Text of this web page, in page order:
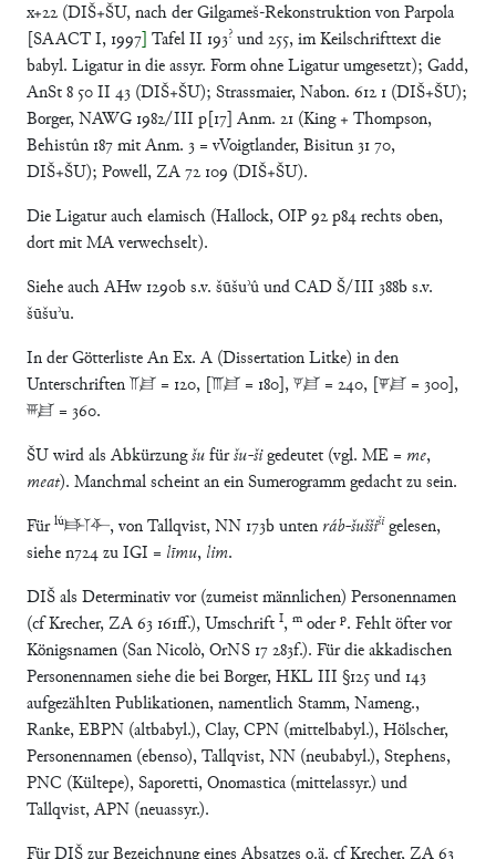
x+22 (DIŠ+ŠU, nach der Gilgameš-Rekonstruktion von Parpola
[SAACT I, 1997 Tafel II 193? und 255, im Keilschrifttext die
babyl. Ligatur in die assyr. Form ohne Ligatur umgesetzt); Gadd,
AnSt 8 50 II 43 (DIŠ+ŠU); Strassmaier, Nabon. 612 1 (DIŠ+ŠU);
Borger, NAWG 1982/III p[17] Anm. 21 (King + Thompson,
Behistûn 187 mit Anm. 3 = vVoigtlander, Bisitun 31 70,
DIŠ+ŠU); Powell, ZA 72 109 (DIŠ+ŠU).
Die Ligatur auch elamisch (Hallock, OIP 92 p84 rechts oben,
dort mit MA verwechselt).
Siehe auch AHw 1290b s.v. šūšuʾû und CAD Š/III 388b s.v.
šūšuʾu.
In der Götterliste An Ex. A (Dissertation Litke) in den
Unterschriften 𒈫𒋗 = 120, [𒐈𒋗 = 180], 𒐼𒋗 = 240, [𒐊𒋗 = 300],
𒐋𒋗 = 360.
ŠU wird als Abkürzungšufüršu-šigedeutet (vgl. ME = me,
meat). Manchmal scheint an ein Sumerogramm gedacht zu sein.
Für lú𒃲𒁹𒅆, von Tallqvist, NN 173b unten ráb-šuššiši gelesen,
siehe n724 zu IGI = līmu, lim.
DIŠ als Determinativ vor (zumeist männlichen) Personennamen
(cf Krecher, ZA 63 161ff.), Umschrift I, moder p. Fehlt öfter vor
Königsnamen (San Nicolò, OrNS 17 283f.). Für die akkadischen
Personennamen siehe die bei Borger, HKL III §125 und 143
aufgezählten Publikationen, namentlich Stamm, Nameng.,
Ranke, EBPN (altbabyl.), Clay, CPN (mittelbabyl.), Hölscher,
Personennamen (ebenso), Tallqvist, NN (neubabyl.), Stephens,
PNC (Kültepe), Saporetti, Onomastica (mittelassyr.) und
Tallqvist, APN (neuassyr.).